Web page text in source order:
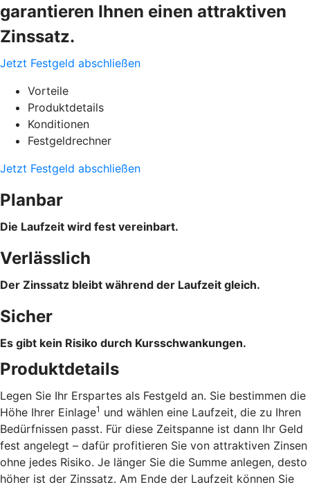
garantieren Ihnen einen attraktiven
Zinssatz.
Jetzt Festgeld abschließen
Vorteile
Produktdetails
Konditionen
Festgeldrechner
Jetzt Festgeld abschließen
Planbar
Die Laufzeit wird fest vereinbart.
Verlässlich
Der Zinssatz bleibt während der Laufzeit gleich.
Sicher
Es gibt kein Risiko durch Kursschwankungen.
Produktdetails
Legen Sie Ihr Erspartes als Festgeld an. Sie bestimmen die
Höhe Ihrer Einlage1 und wählen eine Laufzeit, die zu Ihren
Bedürfnissen passt. Für diese Zeitspanne ist dann Ihr Geld
fest angelegt – dafür profitieren Sie von attraktiven Zinsen
ohne jedes Risiko. Je länger Sie die Summe anlegen, desto
höher ist der Zinssatz. Am Ende der Laufzeit können Sie